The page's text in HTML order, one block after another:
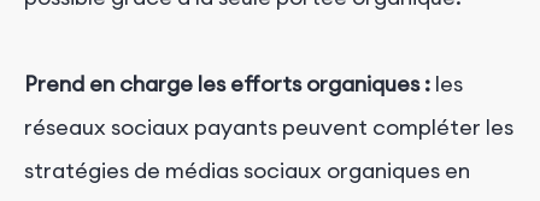
Prend en charge les efforts organiques : les
réseaux sociaux payants peuvent compléter les
stratégies de médias sociaux organiques en